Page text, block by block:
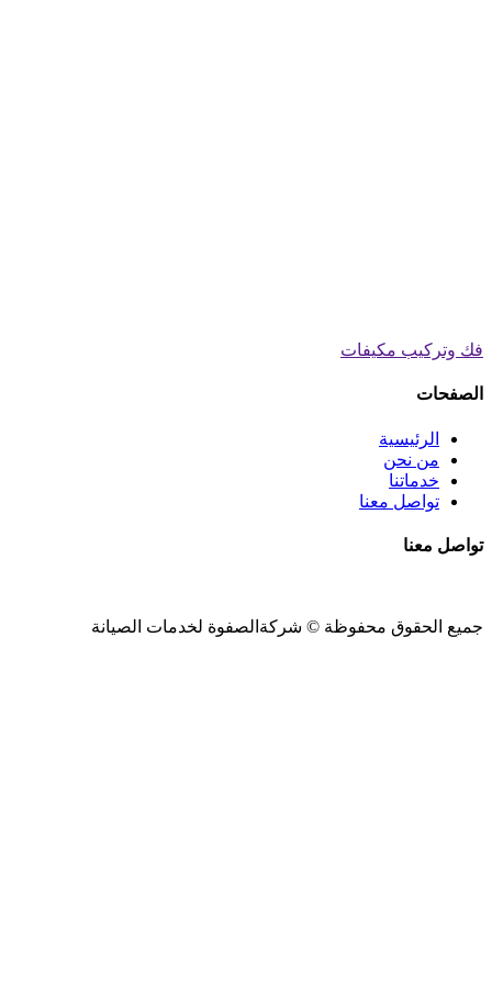
فك وتركيب مكيفات
الصفحات
الرئيسية
من نحن
خدماتنا
تواصل معنا
تواصل معنا
جميع الحقوق محفوظة © شركةالصفوة لخدمات الصيانة